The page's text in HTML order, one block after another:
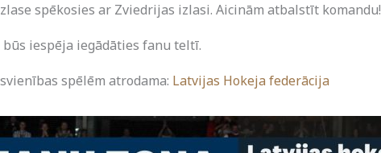
spēkosies ar Zviedrijas izlasi. Aicinām atbalstīt komandu!
iespēja iegādāties fanu teltī.
spēlēm atrodama: Latvijas Hokeja federācija